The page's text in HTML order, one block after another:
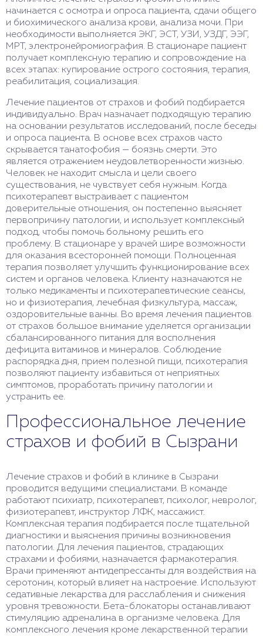
начинается с осмотра и опроса пациента, сдачи общего
и биохимического анализа крови, анализа мочи. При
необходимости выполняется ЭКГ, ЭСТ, УЗИ, УЗДГ, ЭЭГ,
МРТ, электронейромиография. В стационаре пациент
получает комплексную терапию и сопровождение на
всех этапах: купирование острого состояния, терапия,
реабилитация, социализация.
Лечение пациентов от страхов и фобий подбирается
индивидуально. Врач назначает подходящую терапию
на основании результатов исследований, после беседы
и опроса пациента. В основе всех страхов часто
скрывается танатофобия — боязнь смерти. Это
является отражением неудовлетворенности жизнью.
Человек не находит смысла и цели своего
существования, не чувствует себя нужным. Когда
психотерапевт выстраивает с пациентом
доверительные отношения, он постепенно выясняет
первопричину патологии, и использует комплексный
подход, чтобы помочь больному решить его
проблему. В стационаре у врачей шире возможности
для оказания всесторонней помощи. Полноценная
терапия позволяет улучшить функционирование всех
систем и органов человека. Клиенту назначаются не
только медикаменты и психотерапевтические сеансы,
но и физиотерапия, лечебная физкультура, массаж,
оздоровительные ванны. Во время лечения пациентов
от страхов большое внимание уделяется организации
сбалансированного питания для восполнения
дефицита витаминов и минералов. Соблюдение
распорядка дня, прием полезной пищи, психотерапия
позволяют пациенту избавиться от неприятных
симптомов, проработать причину патологии и
устранить ее.
Профессиональное лечение
страхов и фобий в Сызрани
Лечение страхов и фобий в клинике в Сызрани
проводится ведущими специалистами. В команде
работают психиатр, психотерапевт, психолог, невролог,
физиотерапевт, инструктор ЛФК, массажист.
Комплексная терапия подбирается после тщательной
диагностики и выяснения причины возникновения
патологии. Для лечения пациентов, страдающих
страхами и фобиями, назначается фармакотерапия.
Врачи применяют антидепрессанты для воздействия на
серотонин, который влияет на настроение. Используют
седативные лекарства для расслабления и снижения
уровня тревожности. Бета-блокаторы останавливают
стимуляцию адреналина в организме человека. Для
комплексного лечения кроме лекарственной терапии